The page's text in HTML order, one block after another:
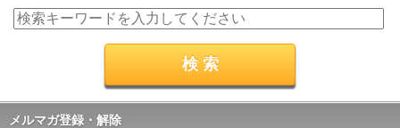
メルマガ登録・解除